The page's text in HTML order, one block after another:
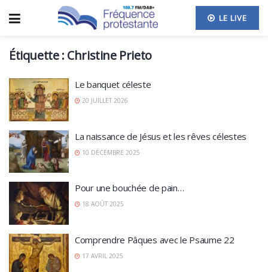
LE LIVE
Étiquette : Christine Prieto
Le banquet céleste
20 JUILLET 2026
La naissance de Jésus et les rêves célestes
10 DÉCEMBRE 2025
Pour une bouchée de pain…
18 AOÛT 2025
Comprendre Pâques avec le Psaume 22
17 AVRIL 2025